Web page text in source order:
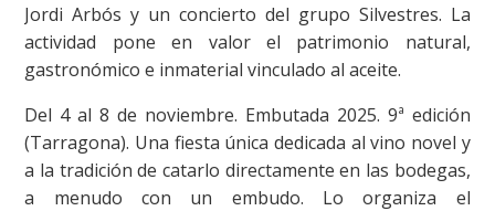
Jordi Arbós y un concierto del grupo Silvestres. La
actividad pone en valor el patrimonio natural,
gastronómico e inmaterial vinculado al aceite.
Del 4 al 8 de noviembre. Embutada 2025. 9ª edición
(Tarragona). Una fiesta única dedicada al vino novel y
a la tradición de catarlo directamente en las bodegas,
a menudo con un embudo. Lo organiza el